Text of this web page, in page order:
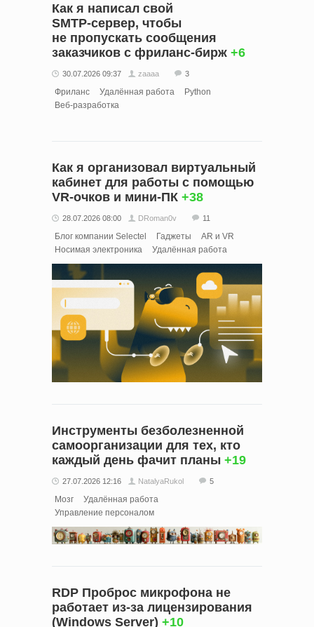
Как я написал свой
SMTP‑сервер, чтобы
не пропускать сообщения
заказчиков с фриланс‑бирж +6
30.07.2026 09:37 zaaaa 3
Фриланс Удалённая работа
Python
Веб-разработка
Как я организовал виртуальный
кабинет для работы с помощью
VR-очков и мини-ПК +38
28.07.2026 08:00 DRoman0v 11
Блог компании Selectel Гаджеты
AR и VR
Носимая электроника
Удалённая работа
Инструменты безболезненной
самоорганизации для тех, кто
каждый день фачит планы +19
27.07.2026 12:16 NatalyaRukol 5
Мозг
Удалённая работа
Управление персоналом
RDP Проброс микрофона не
работает из-за лицензирования
(Windows Server) +10